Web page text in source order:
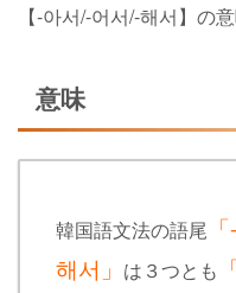
【-아서/-어서/-해서】の
意味
韓国語文法の語尾
해서」 は３つとも